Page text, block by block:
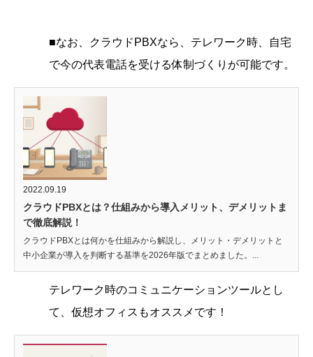
■なお、クラウドPBXなら、テレワーク時、自宅
で今の代表電話を受ける体制づくりが可能です。
2022.09.19
クラウドPBXとは？仕組みから導入メリット、デメリットま
で徹底解説！
クラウドPBXとは何かを仕組みから解説し、メリット・デメリットと
中小企業が導入を判断する基準を2026年版でまとめました。...
テレワーク時のコミュニケーションツールとし
て、仮想オフィスもオススメです！